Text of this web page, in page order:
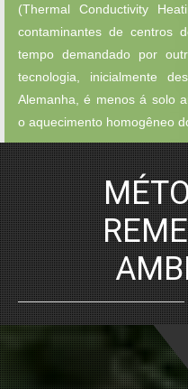
(Thermal Conductivity
contaminantes de centros
tempo demandado por
tecnologia, inicialmente
Alemanha, é menos á solo
o aquecimento homogêneo